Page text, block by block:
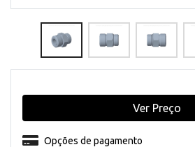
Opções de pagamento
Ver Preço